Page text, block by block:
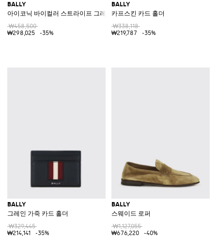
BALLY
아이코닉 바이컬러 스트라이프 그레인 카프스킨 바이폴드 지갑
₩458,500
₩298,025
-35%
BALLY
카프스킨 카드 홀더
₩338,118
₩219,787
-35%
BALLY
그레인 가죽 카드 홀더
₩329,445
₩214,141
-35%
BALLY
스웨이드 로퍼
₩1,127,055
₩676,220
-40%